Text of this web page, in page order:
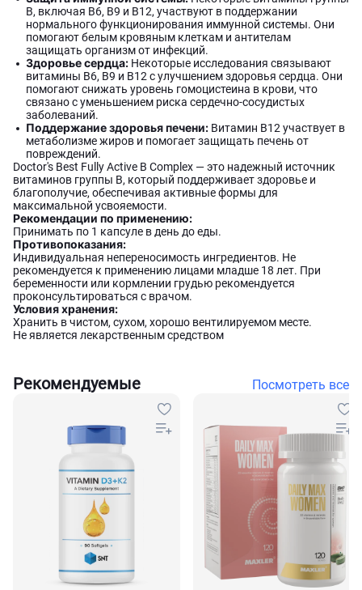
B, включая B6, B9 и B12, участвуют в поддержании
нормального функционирования иммунной системы. Они
помогают белым кровяным клеткам и антителам
защищать организм от инфекций.
Здоровье сердца: Некоторые исследования связывают
витамины B6, B9 и B12 с улучшением здоровья сердца. Они
помогают снижать уровень гомоцистеина в крови, что
связано с уменьшением риска сердечно-сосудистых
заболеваний.
Поддержание здоровья печени: Витамин B12 участвует в
метаболизме жиров и помогает защищать печень от
повреждений.
Doctor's Best Fully Active B Complex — это надежный источник
витаминов группы B, который поддерживает здоровье и
благополучие, обеспечивая активные формы для
максимальной усвояемости.
Рекомендации по применению:
Принимать по 1 капсуле в день до еды.
Противопоказания:
Индивидуальная непереносимость ингредиентов. Не
рекомендуется к применению лицами младше 18 лет. При
беременности или кормлении грудью рекомендуется
проконсультироваться с врачом.
Условия хранения:
Хранить в чистом, сухом, хорошо вентилируемом месте.
Не является лекарственным средством
Рекомендуемые Посмотреть все